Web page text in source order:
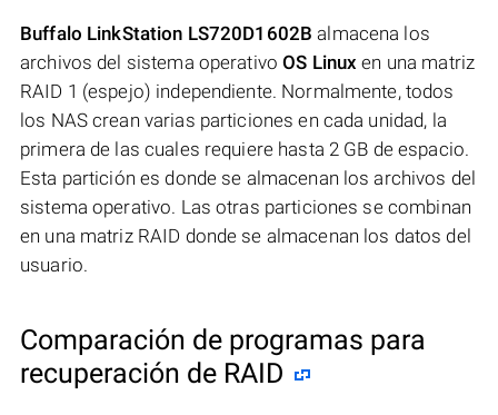
Buffalo LinkStation LS720D1602B almacena los
archivos del sistema operativoOS Linux en una matriz
RAID 1 (espejo) independiente. Normalmente, todos
los NAS crean varias particiones en cada unidad, la
primera de las cuales requiere hasta 2 GB de espacio.
Esta partición es donde se almacenan los archivos del
sistema operativo. Las otras particiones se combinan
en una matriz RAID donde se almacenan los datos del
usuario.
Comparación de programas para
recuperación de RAID